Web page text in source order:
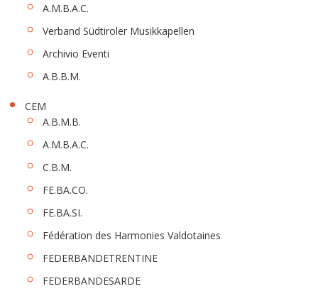
A.M.B.A.C.
Verband Südtiroler Musikkapellen
Archivio Eventi
A.B.B.M.
CEM
A.B.M.B.
A.M.B.A.C.
C.B.M.
FE.BA.CO.
FE.BA.SI.
Fédération des Harmonies Valdotaines
FEDERBANDETRENTINE
FEDERBANDESARDE